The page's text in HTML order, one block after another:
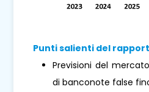
Punti salienti del
Previsioni del
di banconote false